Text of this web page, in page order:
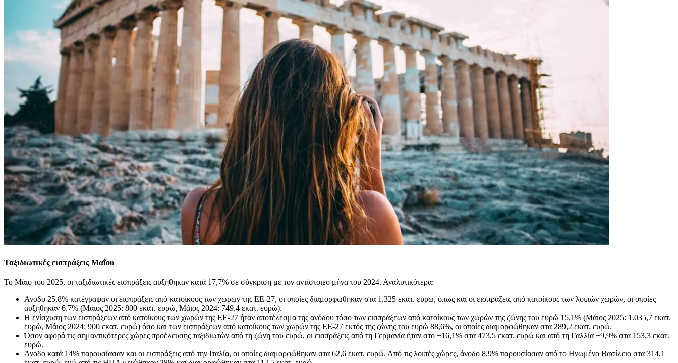
Ταξιδιωτικές εισπράξεις Μαΐου
Το Μάιο του 2025, οι ταξιδιωτικές εισπράξεις αυξήθηκαν κατά 17,7% σε σύγκριση με τον αντίστοιχο μήνα του 2024. Αναλυτικότερα:
Ανοδο 25,8% κατέγραψαν οι εισπράξεις από κατοίκους των χωρών της ΕΕ-27, οι οποίες διαμορφώθηκαν στα 1.325 εκατ. ευρώ, όπως και οι εισπράξεις από κατοίκους των λοιπών χωρών, οι οποίες
αυξήθηκαν 6,7% (Μάιος 2025: 800 εκατ. ευρώ, Μάιος 2024: 749,4 εκατ. ευρώ).
Η ενίσχυση των εισπράξεων από κατοίκους των χωρών της ΕΕ-27 ήταν αποτέλεσμα της ανόδου τόσο των εισπράξεων από κατοίκους των χωρών της ζώνης του ευρώ 15,1% (Μάιος 2025: 1.035,7 εκατ.
ευρώ, Μάιος 2024: 900 εκατ. ευρώ) όσο και των εισπράξεων από κατοίκους των χωρών της ΕΕ-27 εκτός της ζώνης του ευρώ 88,6%, οι οποίες διαμορφώθηκαν στα 289,2 εκατ. ευρώ.
Όσον αφορά τις σημαντικότερες χώρες προέλευσης ταξιδιωτών από τη ζώνη του ευρώ, οι εισπράξεις από τη Γερμανία ήταν στο +16,1% στα 473,5 εκατ. ευρώ και από τη Γαλλία +9,9% στα 153,3 εκατ.
ευρώ.
Άνοδο κατά 14% παρουσίασαν και οι εισπράξεις από την Ιταλία, οι οποίες διαμορφώθηκαν στα 62,6 εκατ. ευρώ. Από τις λοιπές χώρες, άνοδο 8,9% παρουσίασαν από το Ηνωμένο Βασίλειο στα 314,1